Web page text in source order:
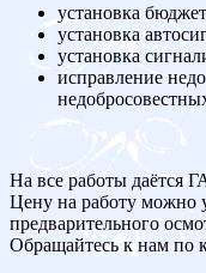
установка
установка
установка
исправление
На все работы даётся
Цену на работу можно
предварительного
Обращайтесь к нам по